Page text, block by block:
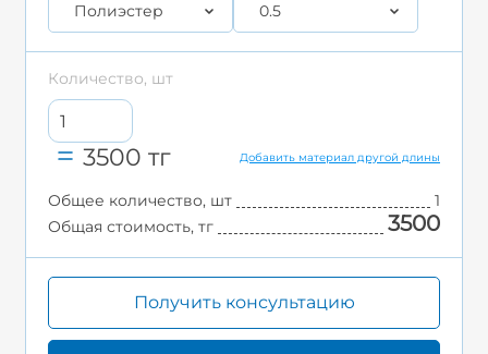
Полиэстер 0.5
Количество, шт
3500 тг Добавить материал другой длины
Общее количество, шт
1
Общая стоимость, тг
3500
Получить консультацию